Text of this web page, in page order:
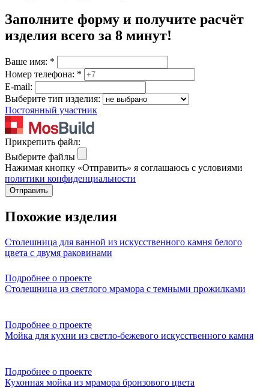
Заполните форму и получите расчёт
изделия всего за 8 минут!
Ваше имя: *
Номер телефона: *
E-mail:
Выберите тип изделия:
Постоянный участник
Прикрепить файл:
Выберите файлы
Нажимая кнопку «Отправить» я соглашаюсь с условиями
политики конфиденциальности
Отправить
Похожие изделия
Столешница для ванной из искусственного камня белого
цвета с двумя раковинами
Подробнее о проекте
Столешница из светлого мрамора с темными прожилками
Подробнее о проекте
Мойка для кухни из светло-бежевого искусственного камня
Подробнее о проекте
Кухонная мойка из мрамора бронзового цвета